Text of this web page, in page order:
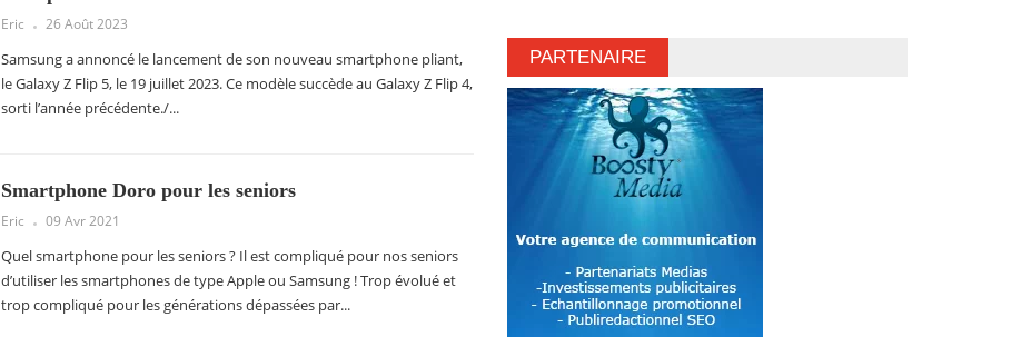
Eric 26 Août 2023
Samsung a annoncé le lancement de son nouveau smartphone pliant,
le Galaxy Z Flip 5, le 19 juillet 2023. Ce modèle succède au Galaxy Z Flip 4,
sorti l’année précédente./...
Smartphone Doro pour les seniors
Eric 09 Avr 2021
Quel smartphone pour les seniors ? Il est compliqué pour nos seniors
d’utiliser les smartphones de type Apple ou Samsung ! Trop évolué et
trop compliqué pour les générations dépassées par...
PARTENAIRE